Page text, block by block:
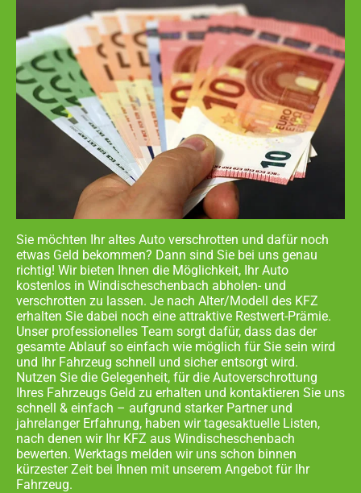
Sie möchten Ihr altes Auto verschrotten und dafür noch
etwas Geld bekommen? Dann sind Sie bei uns genau
richtig! Wir bieten Ihnen die Möglichkeit, Ihr Auto
kostenlos in Windischeschenbach abholen- und
verschrotten zu lassen. Je nach Alter/Modell des KFZ
erhalten Sie dabei noch eine attraktive Restwert-Prämie.
Unser professionelles Team sorgt dafür, dass das der
gesamte Ablauf so einfach wie möglich für Sie sein wird
und Ihr Fahrzeug schnell und sicher entsorgt wird.
Nutzen Sie die Gelegenheit, für die Autoverschrottung
Ihres Fahrzeugs Geld zu erhalten und kontaktieren Sie uns
schnell & einfach – aufgrund starker Partner und
jahrelanger Erfahrung, haben wir tagesaktuelle Listen,
nach denen wir Ihr KFZ aus Windischeschenbach
bewerten. Werktags melden wir uns schon binnen
kürzester Zeit bei Ihnen mit unserem Angebot für Ihr
Fahrzeug.